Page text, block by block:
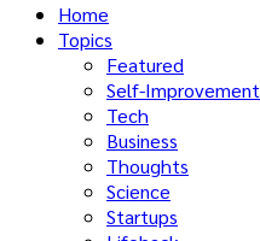
Home
Topics
Featured
Self-Improvement
Tech
Business
Thoughts
Science
Startups